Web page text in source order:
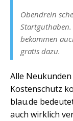
Obendrein
Startguthaben.
bekommen
gratis dazu.
Alle
Kostenschutz
blau.de
auch wirklich